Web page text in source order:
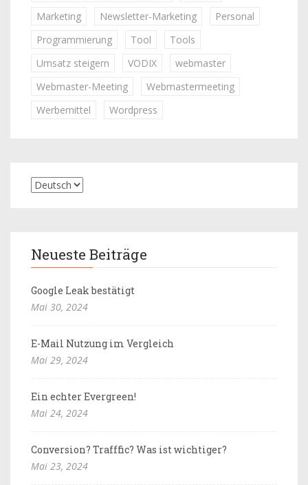
Marketing
Newsletter-Marketing
Personal
Programmierung
Tool
Tools
Umsatz steigern
VODIX
webmaster
Webmaster-Meeting
Webmastermeeting
Werbemittel
Wordpress
Neueste Beiträge
Google Leak bestätigt
Mai 30, 2024
E-Mail Nutzung im Vergleich
Mai 29, 2024
Ein echter Evergreen!
Mai 24, 2024
Conversion? Trafffic? Was ist wichtiger?
Mai 23, 2024